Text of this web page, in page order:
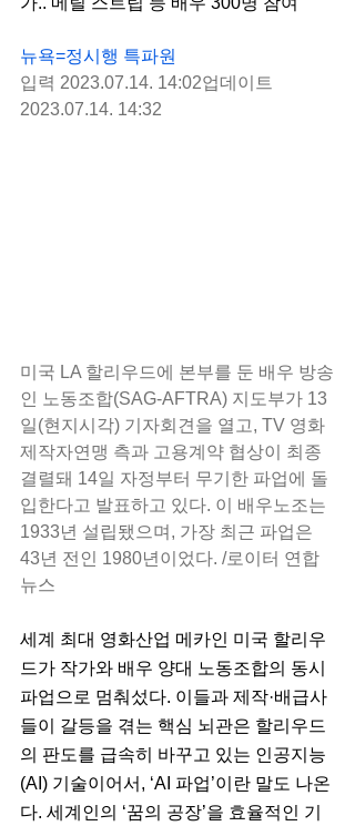
뉴욕=정시행 특파원
입력 2023.07.14. 14:02업데이트
2023.07.14. 14:32
미국 LA 할리우드에 본부를 둔 배우 방송
인 노동조합(SAG-AFTRA) 지도부가 13
일(현지시각) 기자회견을 열고, TV 영화
제작자연맹 측과 고용계약 협상이 최종
결렬돼 14일 자정부터 무기한 파업에 돌
입한다고 발표하고 있다. 이 배우노조는
1933년 설립됐으며, 가장 최근 파업은
43년 전인 1980년이었다. /로이터 연합
뉴스
세계 최대 영화산업 메카인 미국 할리우
드가 작가와 배우 양대 노동조합의 동시
파업으로 멈춰섰다. 이들과 제작·배급사
들이 갈등을 겪는 핵심 뇌관은 할리우드
의 판도를 급속히 바꾸고 있는 인공지능
(AI) 기술이어서, ‘AI 파업’이란 말도 나온
다. 세계인의 ‘꿈의 공장’을 효율적인 기